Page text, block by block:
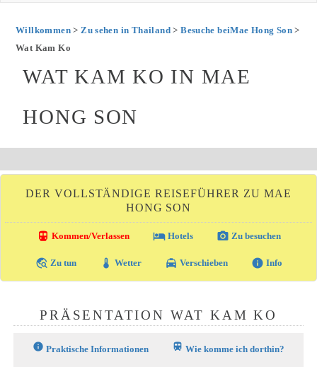
Willkommen>Zu sehen in Thailand>Besuche beiMae Hong Son >
Wat Kam Ko
WAT KAM KO IN MAE
HONG SON
DER VOLLSTÄNDIGE REISEFÜHRER ZU MAE
HONG SON
directions_transit Kommen/Verlassen local_hotelHotels photo_camera Zu besuchen
travel_explore Zu tun thermostat Wetter local_taxi Verschieben info Info
PRÄSENTATION WAT KAM KO
info Praktische Informationen train Wie komme ich dorthin?